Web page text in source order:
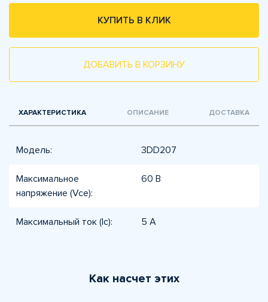
КУПИТЬ В КЛИК
ДОБАВИТЬ В КОРЗИНУ
ХАРАКТЕРИСТИКА ОПИСАНИЕ ДОСТАВКА
Модель: 3DD207
Максимальное
напряжение (Vce):
60 В
Максимальный ток (Ic): 5 А
Как насчет этих